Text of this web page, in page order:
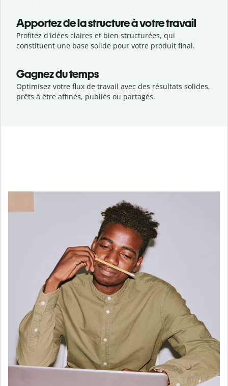
Apportez de la structure à votre travail
Profitez d'idées claires et bien structurées, qui
constituent une base solide pour votre produit final.
Gagnez du temps
Optimisez votre flux de travail avec des résultats solides,
prêts à être affinés, publiés ou partagés.